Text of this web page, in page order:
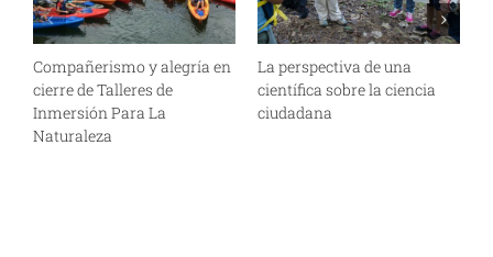
Compañerismo y alegría en
cierre de Talleres de
Inmersión Para La
Naturaleza
La perspectiva de una
científica sobre la ciencia
ciudadana